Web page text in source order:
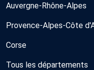
Auvergne-Rhône-Alpes
Provence-Alpes-Côte
Corse
Tous les départements